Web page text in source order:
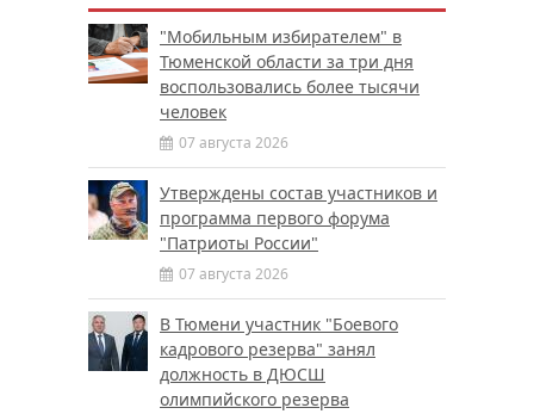
"Мобильным избирателем" в
Тюменской области за три дня
воспользовались более тысячи
человек
07 августа 2026
Утверждены состав участников и
программа первого форума
"Патриоты России"
07 августа 2026
В Тюмени участник "Боевого
кадрового резерва" занял
должность в ДЮСШ
олимпийского резерва